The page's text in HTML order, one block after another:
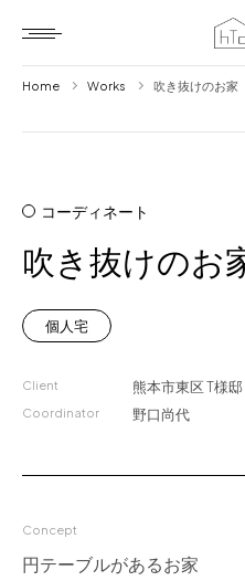
Home
Item
Brand
Blog
for Business
Recruit
Home Works 吹き抜けのお家
コーディネート
吹き抜けのお
個人宅
Client 熊本市東区T様邸
Coordinator 野口尚代
Concept
円テーブルがあるお家